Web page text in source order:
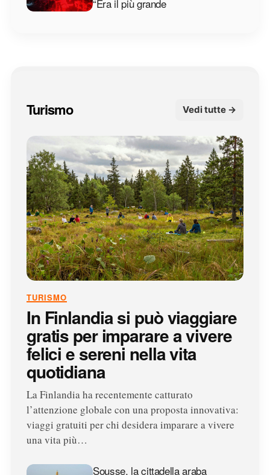
“Era il più grande
Turismo Vedi tutte →
TURISMO
In Finlandia si può viaggiare
gratis per imparare a vivere
felici e sereni nella vita
quotidiana
La Finlandia ha recentemente catturato
l’attenzione globale con una proposta innovativa:
viaggi gratuiti per chi desidera imparare a vivere
una vita più…
Sousse, la cittadella araba